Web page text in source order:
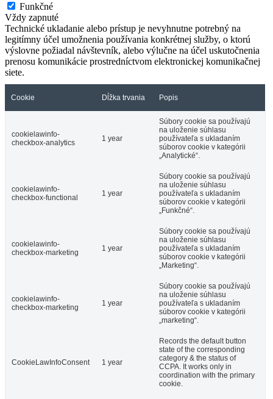
Funkčné
Vždy zapnuté
Technické ukladanie alebo prístup je nevyhnutne potrebný na
legitímny účel umožnenia používania konkrétnej služby, o ktorú
výslovne požiadal návštevník, alebo výlučne na účel uskutočnenia
prenosu komunikácie prostredníctvom elektronickej komunikačnej
siete.
Cookie Dĺžka trvania Popis
cookielawinfo-
checkbox-analytics
1 year
Súbory cookie sa používajú
na uloženie súhlasu
používateľa s ukladaním
súborov cookie v kategórii
„Analytické“.
cookielawinfo-
checkbox-functional
1 year
Súbory cookie sa používajú
na uloženie súhlasu
používateľa s ukladaním
súborov cookie v kategórii
„Funkčné“.
cookielawinfo-
checkbox-marketing
1 year
Súbory cookie sa používajú
na uloženie súhlasu
používateľa s ukladaním
súborov cookie v kategórii
„Marketing“.
cookielawinfo-
checkbox-marketing
1 year
Súbory cookie sa používajú
na uloženie súhlasu
používateľa s ukladaním
súborov cookie v kategórii
„marketing“.
CookieLawInfoConsent 1 year
Records the default button
state of the corresponding
category & the status of
CCPA. It works only in
coordination with the primary
cookie.